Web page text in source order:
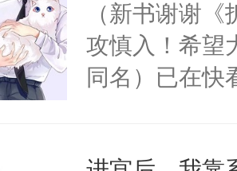
（新书谢谢
攻慎入！希望
同名）已在快